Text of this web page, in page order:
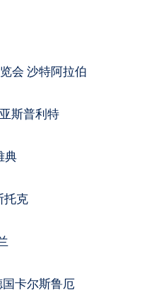
会 沙特阿拉伯
斯普利特
典
托克
国卡尔斯鲁厄